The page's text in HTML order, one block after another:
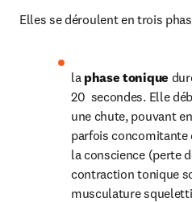
Elles se déroulent en trois
la phase tonique
20  secondes. Elle
une chute, pouvant
parfois concomitante
la conscience (perte
contraction tonique
musculature